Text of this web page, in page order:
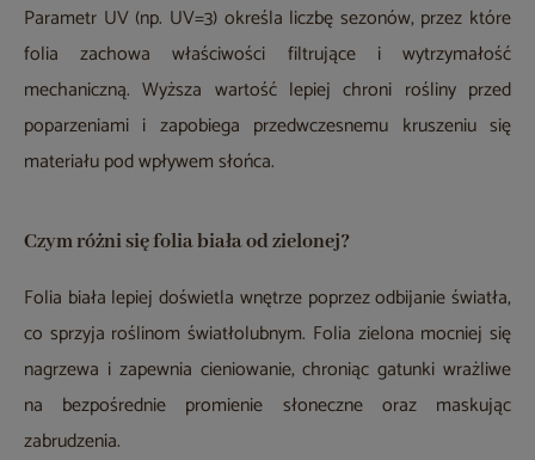
Parametr UV (np. UV=3) określa liczbę sezonów, przez które
folia zachowa właściwości filtrujące i wytrzymałość
mechaniczną. Wyższa wartość lepiej chroni rośliny przed
poparzeniami i zapobiega przedwczesnemu kruszeniu się
materiału pod wpływem słońca.
Czym różni się folia biała od zielonej?
Folia biała lepiej doświetla wnętrze poprzez odbijanie światła,
co sprzyja roślinom światłolubnym. Folia zielona mocniej się
nagrzewa i zapewnia cieniowanie, chroniąc gatunki wrażliwe
na bezpośrednie promienie słoneczne oraz maskując
zabrudzenia.